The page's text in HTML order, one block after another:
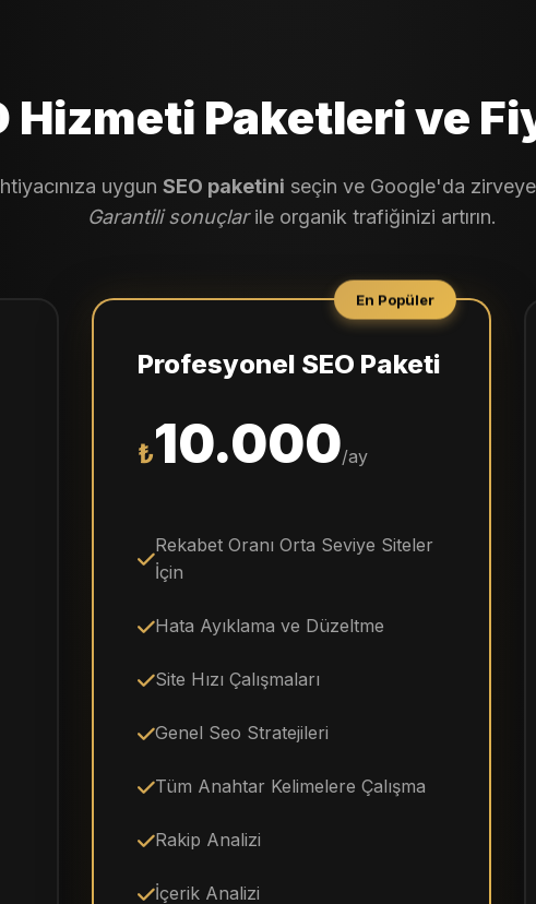
Hizmeti Paketleri ve
uygun SEO paketini seçin ve Google'da zirveye
Garantili sonuçlarile organik trafiğinizi artırın.
En Popüler
Profesyonel SEO Paketi
₺10.000/ay
Rekabet Oranı Orta Seviye Siteler
İçin
Hata Ayıklama ve Düzeltme
Site Hızı Çalışmaları
Genel Seo Stratejileri
Tüm Anahtar Kelimelere Çalışma
Rakip Analizi
İçerik Analizi